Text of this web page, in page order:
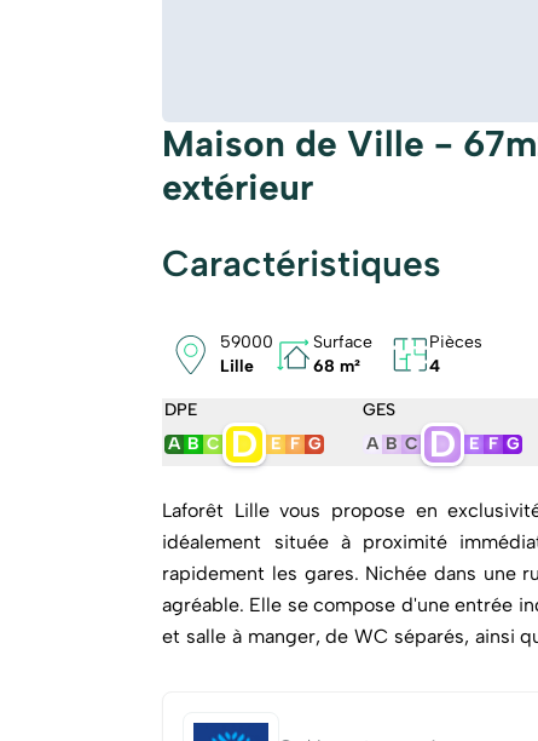
Maison de Ville -
extérieur
Caractéristiques
59000
Lille
Surface
68 m²
Pièces
4
DPE
A B C D E F G
GES
A B C D E F G
Laforêt Lille vous propose en
idéalement située à proximité
rapidement les gares. Nichée dans une
agréable. Elle se compose d'une entrée indépendante, d'une belle pièce de vie comprenant salon
et salle à manger, de WC séparés, ainsi
colocation. Une opportunité à ne pas